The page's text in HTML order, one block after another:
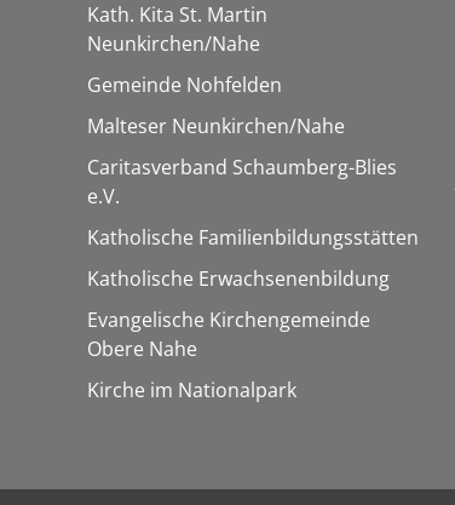
Kath. Kita St. Martin
Neunkirchen/Nahe
Gemeinde Nohfelden
Malteser Neunkirchen/Nahe
Caritasverband Schaumberg-Blies
e.V.
Katholische Familienbildungsstätten
Katholische Erwachsenenbildung
Evangelische Kirchengemeinde
Obere Nahe
Kirche im Nationalpark